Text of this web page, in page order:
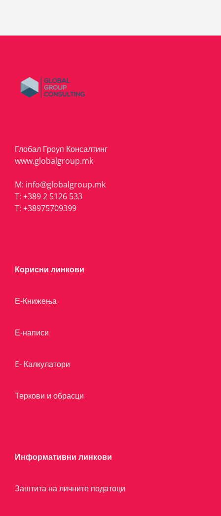
Глобал Гроуп Консалтинг
www.globalgroup.mk
M: info@globalgroup.mk
T: +389 2 5126 533
T: +38975709399
Корисни линкови
Е-Книжења
Е-написи
E- Калкулатори
Теркови и обрасци
Информативни линкови
Заштита на личните податоци